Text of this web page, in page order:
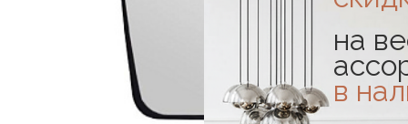
на
в